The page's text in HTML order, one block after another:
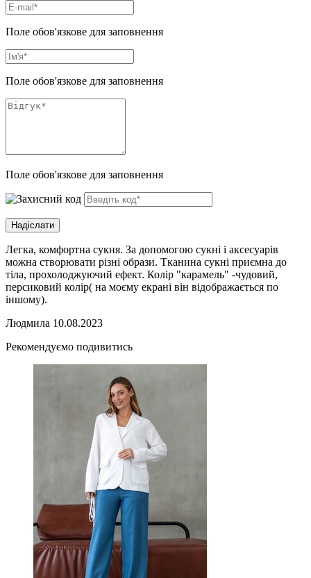
Поле обов'язкове для заповнення
Поле обов'язкове для заповнення
Поле обов'язкове для заповнення
Легка, комфортна сукня. За допомогою сукні і аксесуарів
можна створювати різні образи. Тканина сукні приємна до
тіла, прохолоджуючий ефект. Колір "карамель" -чудовий,
персиковий колір( на моєму екрані він відображається по
іншому).
Людмила 10.08.2023
Рекомендуємо подивитись